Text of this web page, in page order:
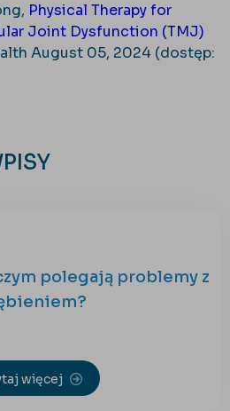
Physical Therapy for
Joint Dysfunction (TMJ)
August 05, 2024 (dostęp:
polegają problemy z
więcej